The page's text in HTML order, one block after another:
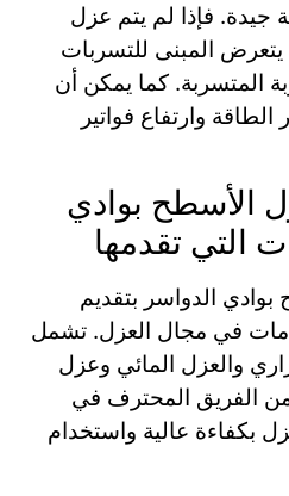
جيدة. فإذا لم يتم عزل
المبنى للتسربات
المتسربة. كما يمكن أن
وارتفاع فواتير
الأسطح بوادي
التي تقدمها
الدواسر بتقديم
في مجال العزل. تشمل
والعزل المائي وعزل
الفريق المحترف في
بكفاءة عالية واستخدام